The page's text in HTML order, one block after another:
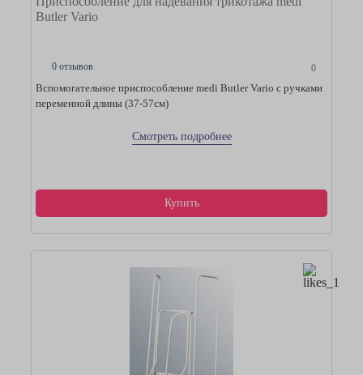
Butler Vario
0 отзывов 0
Вспомогательное приспособление medi Butler Vario с ручками
переменной длины (37-57см)
Смотреть подробнее
Купить